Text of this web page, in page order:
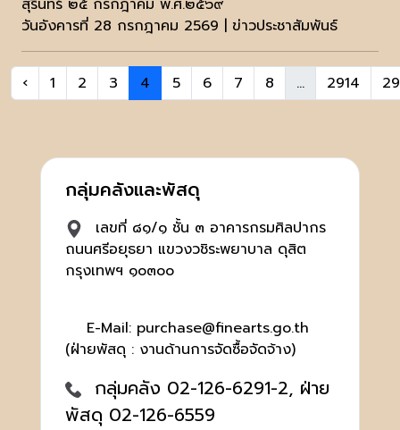
สุรินทร์ ๒๕ กรกฎาคม พ.ศ.๒๕๖๙
วันอังคารที่ 28 กรกฎาคม 2569 | ข่าวประชาสัมพันธ์
‹ 1 2 3 4 5 6 7 8 ... 2914
กลุ่มคลังและพัสดุ
เลขที่ ๘๑/๑ ชั้น ๓ อาคารกรมศิลปากร
ถนนศรีอยุธยา แขวงวชิระพยาบาล ดุสิต
กรุงเทพฯ ๑๐๓๐๐
E-Mail: purchase@finearts.go.th
(ฝ่ายพัสดุ : งานด้านการจัดซื้อจัดจ้าง)
กลุ่มคลัง 02-126-6291-2, ฝ่าย
พัสดุ 02-126-6559